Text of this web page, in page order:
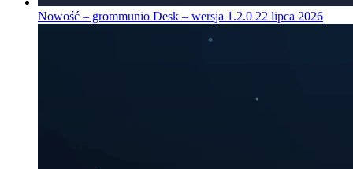
Nowość – grommunio Desk – wersja 1.2.0 22 lipca 2026